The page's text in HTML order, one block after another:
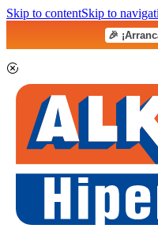
Skip to contentSkip to
🎉